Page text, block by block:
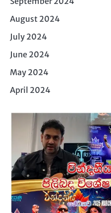
August 2024
July 2024
June 2024
May 2024
April 2024